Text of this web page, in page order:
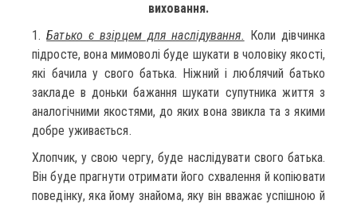
виховання.
1.Батько є взірцем для наслідування. Коли дівчинка
підросте, вона мимоволі буде шукати в чоловіку якості,
які бачила у свого батька. Ніжний і люблячий батько
закладе в доньки бажання шукати супутника життя з
аналогічними якостями, до яких вона звикла та з якими
добре уживається.
Хлопчик, у свою чергу, буде наслідувати свого батька.
Він буде прагнути отримати його схвалення й копіювати
поведінку, яка йому знайома, яку він вважає успішною й